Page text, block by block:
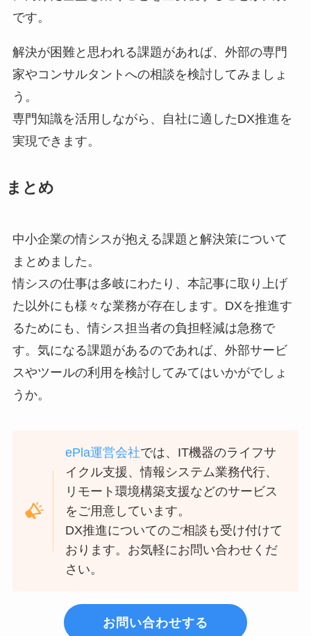
です。
解決が困難と思われる課題があれば、外部の専門
家やコンサルタントへの相談を検討してみましょ
う。
専門知識を活用しながら、自社に適したDX推進を
実現できます。
まとめ
中小企業の情シスが抱える課題と解決策について
まとめました。
情シスの仕事は多岐にわたり、本記事に取り上げ
た以外にも様々な業務が存在します。DXを推進す
るためにも、情シス担当者の負担軽減は急務で
す。気になる課題があるのであれば、外部サービ
スやツールの利用を検討してみてはいかがでしょ
うか。
ePla運営会社では、IT機器のライフサ
イクル支援、情報システム業務代行、
リモート環境構築支援などのサービス
をご用意しています。
DX推進についてのご相談も受け付けて
おります。お気軽にお問い合わせくだ
さい。
お問い合わせする